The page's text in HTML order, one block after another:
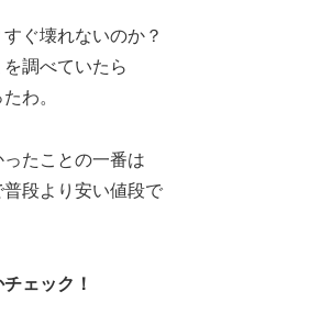
ぐ壊れないのか？
調べていたら
わ。
たことの一番は
段より安い値段で
ェック！